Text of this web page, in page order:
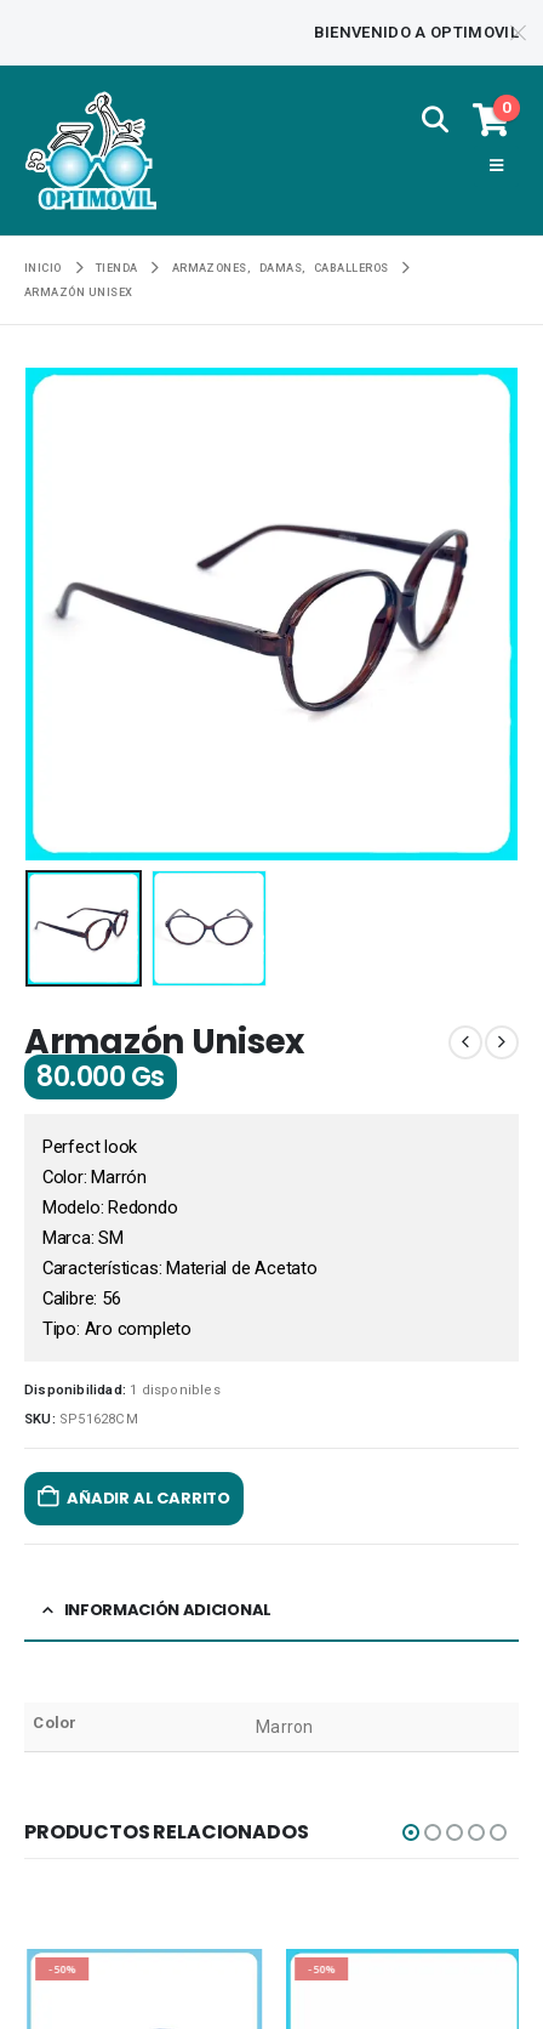
BIENVENIDO A OPTIMOVIL
0
INICIO TIENDA ARMAZONES DAMAS
CABALLEROS
ARMAZÓN UNISEX
Armazón Unisex
80.000Gs
Perfect look
Color: Marrón
Modelo: Redondo
Marca: SM
Características: Material de Acetato
Calibre: 56
Tipo: Aro completo
Disponibilidad: 1 disponibles
SKU: SP51628CM
AÑADIR AL CARRITO
INFORMACIÓN ADICIONAL
Color Marron
PRODUCTOS RELACIONADOS
-50% -50%